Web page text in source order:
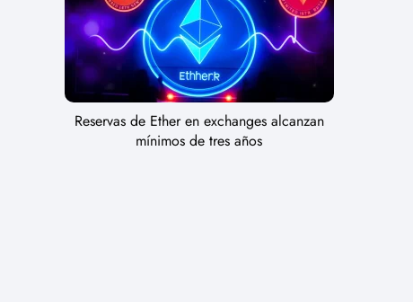
Reservas de Ether en exchanges alcanzan
mínimos de tres años